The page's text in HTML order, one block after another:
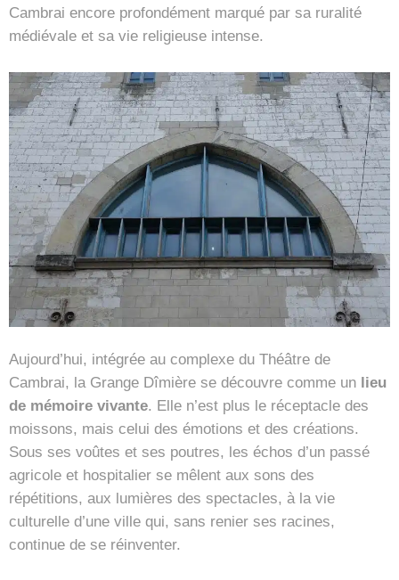
Cambrai encore profondément marqué par sa ruralité
médiévale et sa vie religieuse intense.
Aujourd’hui, intégrée au complexe du Théâtre de
Cambrai, la Grange Dîmière se découvre comme un lieu
de mémoire vivante. Elle n’est plus le réceptacle des
moissons, mais celui des émotions et des créations.
Sous ses voûtes et ses poutres, les échos d’un passé
agricole et hospitalier se mêlent aux sons des
répétitions, aux lumières des spectacles, à la vie
culturelle d’une ville qui, sans renier ses racines,
continue de se réinventer.